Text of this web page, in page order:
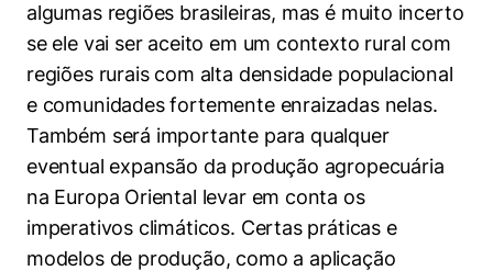
algumas regiões brasileiras, mas é muito incerto
se ele vai ser aceito em um contexto rural com
regiões rurais com alta densidade populacional
e comunidades fortemente enraizadas nelas.
Também será importante para qualquer
eventual expansão da produção agropecuária
na Europa Oriental levar em conta os
imperativos climáticos. Certas práticas e
modelos de produção, como a aplicação